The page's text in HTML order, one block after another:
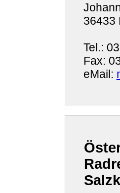
36433
Tel.:
Fax:
eMail: